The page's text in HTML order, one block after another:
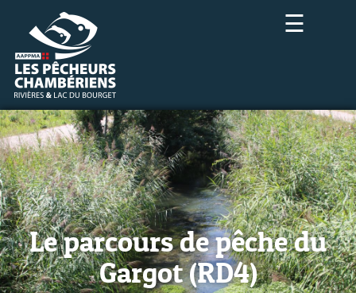
☰
Le parcours de pêche du
Gargot (RD4)